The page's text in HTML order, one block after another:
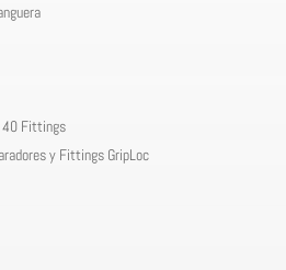
40 Fittings
y Fittings GripLoc